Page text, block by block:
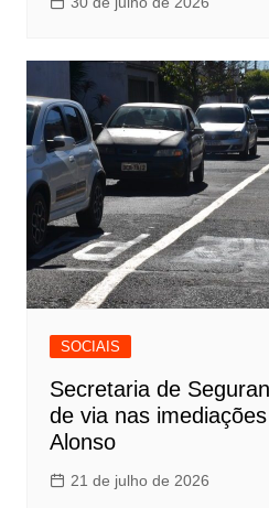
SOCIAIS
Secretaria de
de via nas
Alonso
21 de julho de 2026